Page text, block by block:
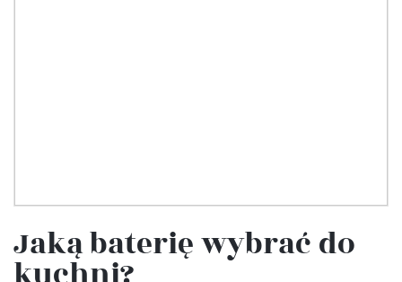
Jaką baterię wybrać do